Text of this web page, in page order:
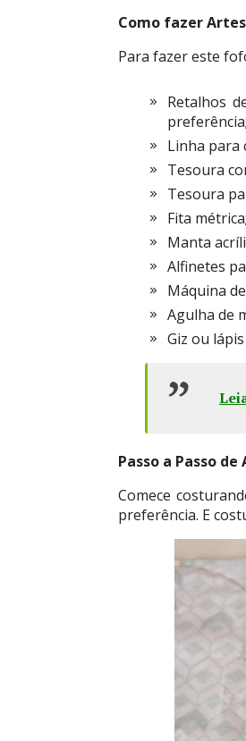
Como fazer
Para fazer este
Retalhos
preferência;
Linha para
Tesoura
Tesoura
Fita métrica;
Manta
Alfinetes
Máquina
Agulha de
Giz ou
Passo a Passo
Comece
preferência. E